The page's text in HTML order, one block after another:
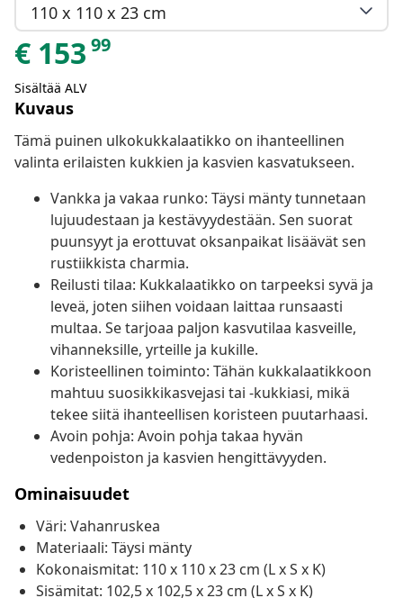
110 x 110 x 23 cm
€ 153 99
Sisältää ALV
Kuvaus
Tämä puinen ulkokukkalaatikko on ihanteellinen
valinta erilaisten kukkien ja kasvien kasvatukseen.
Vankka ja vakaa runko: Täysi mänty tunnetaan
lujuudestaan ja kestävyydestään. Sen suorat
puunsyyt ja erottuvat oksanpaikat lisäävät sen
rustiikkista charmia.
Reilusti tilaa: Kukkalaatikko on tarpeeksi syvä ja
leveä, joten siihen voidaan laittaa runsaasti
multaa. Se tarjoaa paljon kasvutilaa kasveille,
vihanneksille, yrteille ja kukille.
Koristeellinen toiminto: Tähän kukkalaatikkoon
mahtuu suosikkikasvejasi tai -kukkiasi, mikä
tekee siitä ihanteellisen koristeen puutarhaasi.
Avoin pohja: Avoin pohja takaa hyvän
vedenpoiston ja kasvien hengittävyyden.
Ominaisuudet
Väri: Vahanruskea
Materiaali: Täysi mänty
Kokonaismitat: 110 x 110 x 23 cm (L x S x K)
Sisämitat: 102,5 x 102,5 x 23 cm (L x S x K)